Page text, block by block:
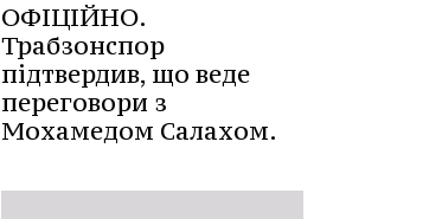
ОФІЦІЙНО.
Трабзонспор
підтвердив, що веде
переговори з
Мохамедом Салахом.